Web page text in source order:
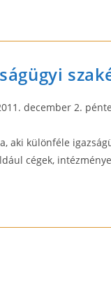
december 2.
aki különféle
cégek,